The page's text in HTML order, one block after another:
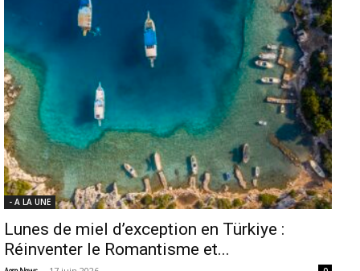
- A LA UNE
Lunes de miel d’exception en Türkiye :
Réinventer le Romantisme et...